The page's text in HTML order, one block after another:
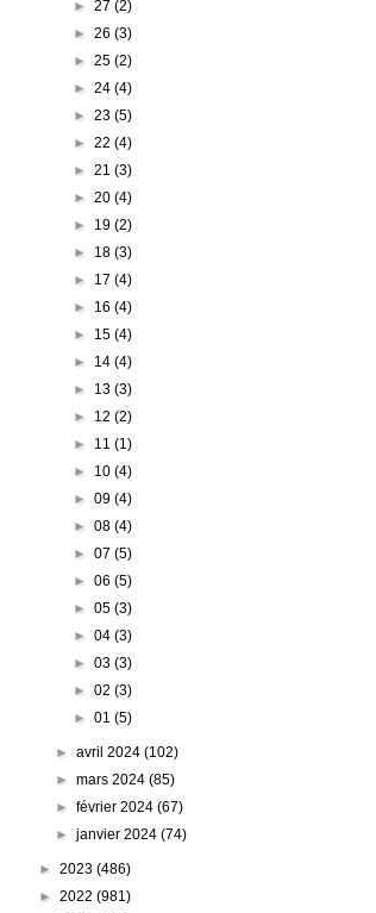
► 27 (2)
► 26 (3)
► 25 (2)
► 24 (4)
► 23 (5)
► 22 (4)
► 21 (3)
► 20 (4)
► 19 (2)
► 18 (3)
► 17 (4)
► 16 (4)
► 15 (4)
► 14 (4)
► 13 (3)
► 12 (2)
► 11 (1)
► 10 (4)
► 09 (4)
► 08 (4)
► 07 (5)
► 06 (5)
► 05 (3)
► 04 (3)
► 03 (3)
► 02 (3)
► 01 (5)
►avril 2024(102)
►mars 2024(85)
►février 2024(67)
►janvier 2024(74)
► 2023 (486)
► 2022 (981)